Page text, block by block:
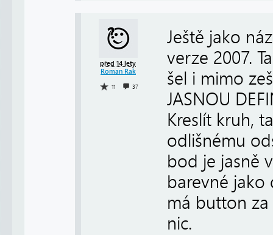
před 14 lety
Roman Rak
11 37
Ještě jako
verze 2007.
šel i mimo
JASNOU
Kreslít kruh,
odlišnému
bod je jasně
barevné jako
má button
nic.